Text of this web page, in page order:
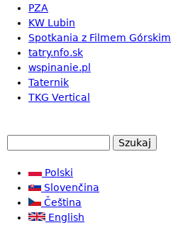
PZA
KW Lubin
Spotkania z Filmem Górskim
tatry.nfo.sk
wspinanie.pl
Taternik
TKG Vertical
Polski
Slovenčina
Čeština
English